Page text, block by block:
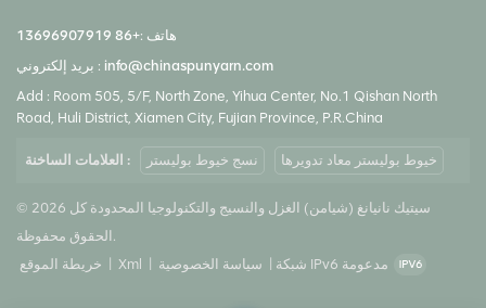
هاتف :+86 13696907919
بريد إلكتروني : info@chinaspunyarn.com
Add : Room 505, 5/F, North Zone, Yihua Center, No.1 Qishan North
Road, Huli District, Xiamen City, Fujian Province, P.R.China
العلامات الساخنة : نسج خيوط بوليستر خيوط بوليستر معاد تدويرها
© 2026 سيتيك نانيانغ (شيامن) الغزل والنسيج والتكنولوجيا المحدودة كل
الحقوق محفوظة.
خريطة الموقع
Xml سياسة الخصوصية شبكة IPv6 مدعومة